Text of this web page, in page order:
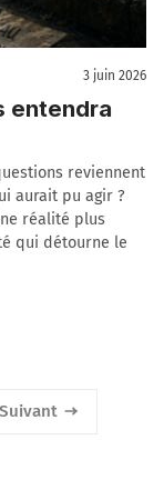
3 juin 2026
entendra
reviennent
aurait pu agir ?
réalité plus
qui détourne le
Suivant